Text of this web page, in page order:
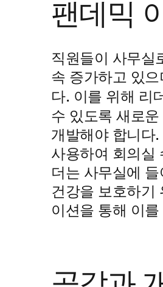
팬데믹
직원들이 사무실
속 증가하고 있
다. 이를 위해 리
수 있도록 새로운
개발해야 합니다
사용하여 회의실
더는 사무실에
건강을 보호하기
이션을 통해 이